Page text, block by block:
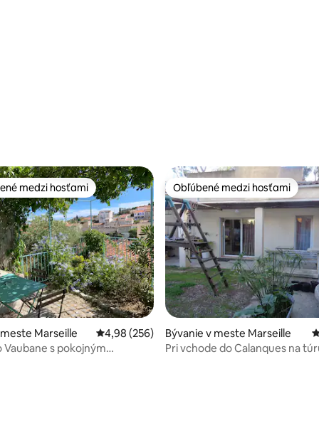
medzi hosťami
medzi hosťami
Marseille Priemerné ohodnotenie 4,98 z 5, počet
4,98 (256)
Vaubane s pokojným
Obľúbené medzi hosťami
Obľúbené medzi hosťami
Bývanie v meste Marseille
Pri vchode do Calanques na